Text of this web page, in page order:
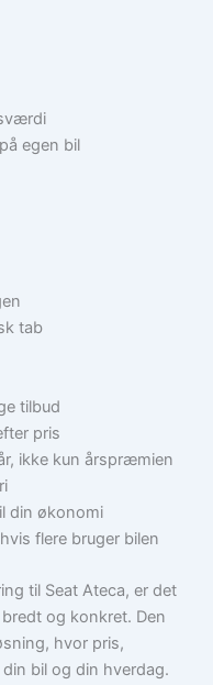
egen bil
tab
tilbud
pris
ikke kun årspræmien
din økonomi
flere bruger bilen
til Seat Ateca, er det
og konkret. Den
hvor pris,
bil og din hverdag.